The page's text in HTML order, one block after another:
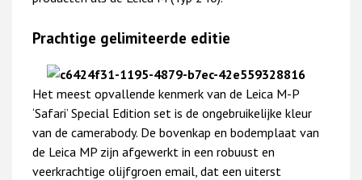
Prachtige gelimiteerde editie
Het meest opvallende kenmerk van de Leica M-P
‘Safari’ Special Edition set is de ongebruikelijke kleur
van de camerabody. De bovenkap en bodemplaat van
de Leica MP zijn afgewerkt in een robuust en
veerkrachtige olijfgroen email, dat een uiterst